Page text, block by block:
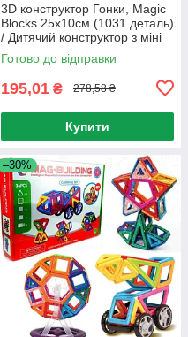
3D конструктор Гонки, Magic
Blocks 25х10см (1031 деталь)
/ Дитячий конструктор з міні
блоків / Піксельний
конструктор 3Д
Готово до відправки
195,01 ₴ 278,58 ₴
Купити
–30%